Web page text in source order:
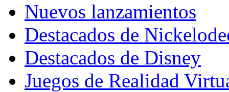
Nuevos lanzamientos
Destacados de
Destacados de Disney
Juegos de Realidad